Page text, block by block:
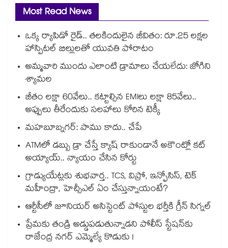
Most Read News
ఒక్క ర్యాపిడో రైడ్.. తలకిందులైన జీవితం: రూ.25 లక్షల
హాస్పిటల్ బిల్లులతో యువతి పోరాటం
అమ్మవారి ముందు ఎలాంటి డ్రామాలు చేయలేదు: జోగిని
శ్యామల
జీతం లక్షా 60వేలు.. కట్టాల్సిన EMIలు లక్షా 85వేలు..
అప్పులు తీరేందుకు సలహాలు కోరిన టెక్కీ
మహబూబ్నగర్: పాము కాదు.. చేపే
ATMలో డబ్బు డ్రా చేస్తే క్యాష్ రాకుండానే అకౌంట్లో కట్
అయ్యాయ్.. న్యాయం చేసిన కోర్టు
గ్రాడ్యుయేట్లకు శుభవార్త.. TCS, విప్రో, ఇన్ఫోసిస్, టెక్
మహీంద్రా, హెచ్సీఎల్ ఏం చేస్తున్నాయంటే?
ఆర్టీసీలో జూనియర్ అసిస్టెంట్‌‌ పోస్టుల భర్తీకి గ్రీన్‌‌ సిగ్నల్
ప్రేమకు తండ్రి అడ్డుపడుతున్నాడని పోలీస్ స్టేషన్⁪కు
రాజేంద్ర నగర్ ఎమ్మెల్యే కొడుకు !